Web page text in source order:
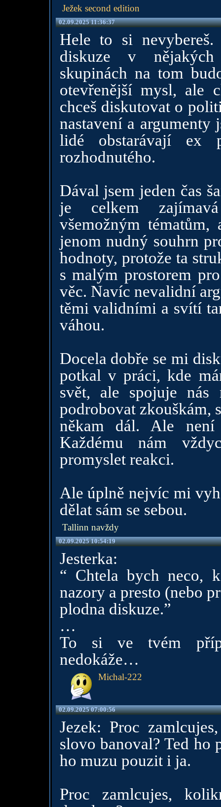
Ježek second edition
02.09.2025 11:36:37
Hele to si
diskuze v nějakých
skupinách na tom
otevřenější mysl, ale
chceš diskutovat o
nastavení a argumenty
lidé obstarávají ex
rozhodnutého.
Dával jsem jeden čas
je celkem
všemožným
jenom nudný souhrn
hodnoty, protože ta
s malým prostorem
věc. Navíc nevalidní
těmi validními a svítí
váhou.
Docela dobře se mi
potkal v práci, kde
svět, ale spojuje nás
podrobovat zkouškám,
někam dál. Ale
Každému nám
promyslet reakci.
Ale úplně nejvíc mi
dělat sám se sebou.
Tallinn navždy
02.09.2025 10:54:19
Jesterka:
“ Chtela bych neco,
nazory a presto (nebo
plodna diskuze.”
…
To si ve tvém
nedokáže…
Michal-222
02.09.2025 07:00:56
Jezek: Proc
slovo banoval? Ted ho
ho muzu pouzit i ja.
Proc zamlcujes,